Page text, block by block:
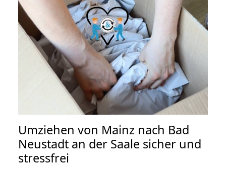
Umziehen von Mainz nach Bad
Neustadt an der Saale sicher und
stressfrei